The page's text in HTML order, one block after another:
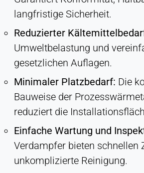
langfristige Sicherheit.
Reduzierter
Umweltbelastung und
gesetzlichen Auflagen.
Minimaler Platzbedarf: Die
Bauweise der
reduziert die
Einfache Wartung und
Verdampfer bieten schnellen
unkomplizierte Reinigung.